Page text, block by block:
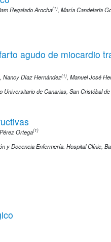
Regalado Arocha(1), María Candelaria
agudo de miocardio
, Nancy Díaz Hernández(1), Manuel José
Universitario de Canarias, San Cristóbal
Ortega(1)
y Docencia Enfermería. Hospital Clínic,